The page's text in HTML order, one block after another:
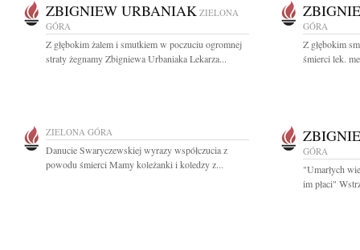
ZBIGNIEW URBANIAK ZIELONA
GÓRA
Z głębokim żalem i smutkiem w poczuciu ogromnej
straty żegnamy Zbigniewa Urbaniaka Lekarza...
GÓRA
Z głębokim
śmierci lek.
ZIELONA GÓRA
Danucie Swaryczewskiej wyrazy współczucia z
powodu śmierci Mamy koleżanki i koledzy z...
GÓRA
"Umarłych
im płaci"